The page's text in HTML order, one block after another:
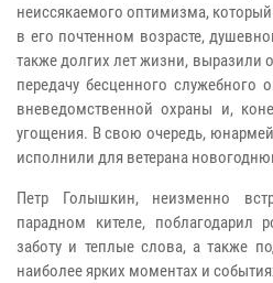
неиссякаемого оптимизма,
в его почтенном возрасте,
также долгих лет жизни, выразили
передачу бесценного
вневедомственной охраны и,
угощения. В свою очередь,
исполнили для ветерана
Петр Голышкин, неизменно
парадном кителе, поблагодарил
заботу и теплые слова, а также
наиболее ярких моментах и